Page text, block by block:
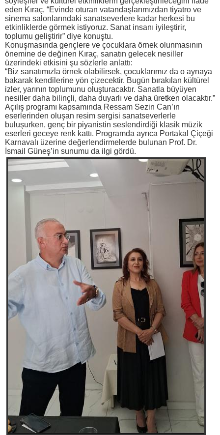
eden Kıraç, “Evinde oturan vatandaşlarımızdan tiyatro ve
sinema salonlarındaki sanatseverlere kadar herkesi bu
etkinliklerde görmek istiyoruz. Sanat insanı iyileştirir,
toplumu geliştirir” diye konuştu.
Konuşmasında gençlere ve çocuklara örnek olunmasının
önemine de değinen Kıraç, sanatın gelecek nesiller
üzerindeki etkisini şu sözlerle anlattı:
“Biz sanatımızla örnek olabilirsek, çocuklarımız da o aynaya
bakarak kendilerine yön çizecektir. Bugün bırakılan kültürel
izler, yarının toplumunu oluşturacaktır. Sanatla büyüyen
nesiller daha bilinçli, daha duyarlı ve daha üretken olacaktır.”
Açılış programı kapsamında Ressam Sezin Can’ın
eserlerinden oluşan resim sergisi sanatseverlerle
buluşurken, genç bir piyanistin seslendirdiği klasik müzik
eserleri geceye renk kattı. Programda ayrıca Portakal Çiçeği
Karnavalı üzerine değerlendirmelerde bulunan Prof. Dr.
İsmail Güneş’in sunumu da ilgi gördü.